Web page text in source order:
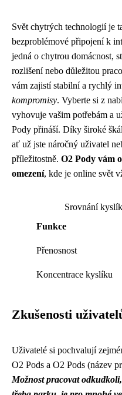
Svět chytrých technologií je
bezproblémové připojení k
jedná o chytrou domácnost,
rozlišení nebo důležitou
vám zajistí stabilní a rychlý
kompromisy. Vyberte si z
vyhovuje vašim potřebám a
Pody přináší. Díky široké
ať už jste náročný uživatel
příležitostně. O2 Pody vám
omezení, kde je online svět
Srovnání
Funkce
Přenosnost
Koncentrace kyslíku
Zkušenosti
Uživatelé si pochvalují
O2 Pods a O2 Pods (název
Možnost pracovat